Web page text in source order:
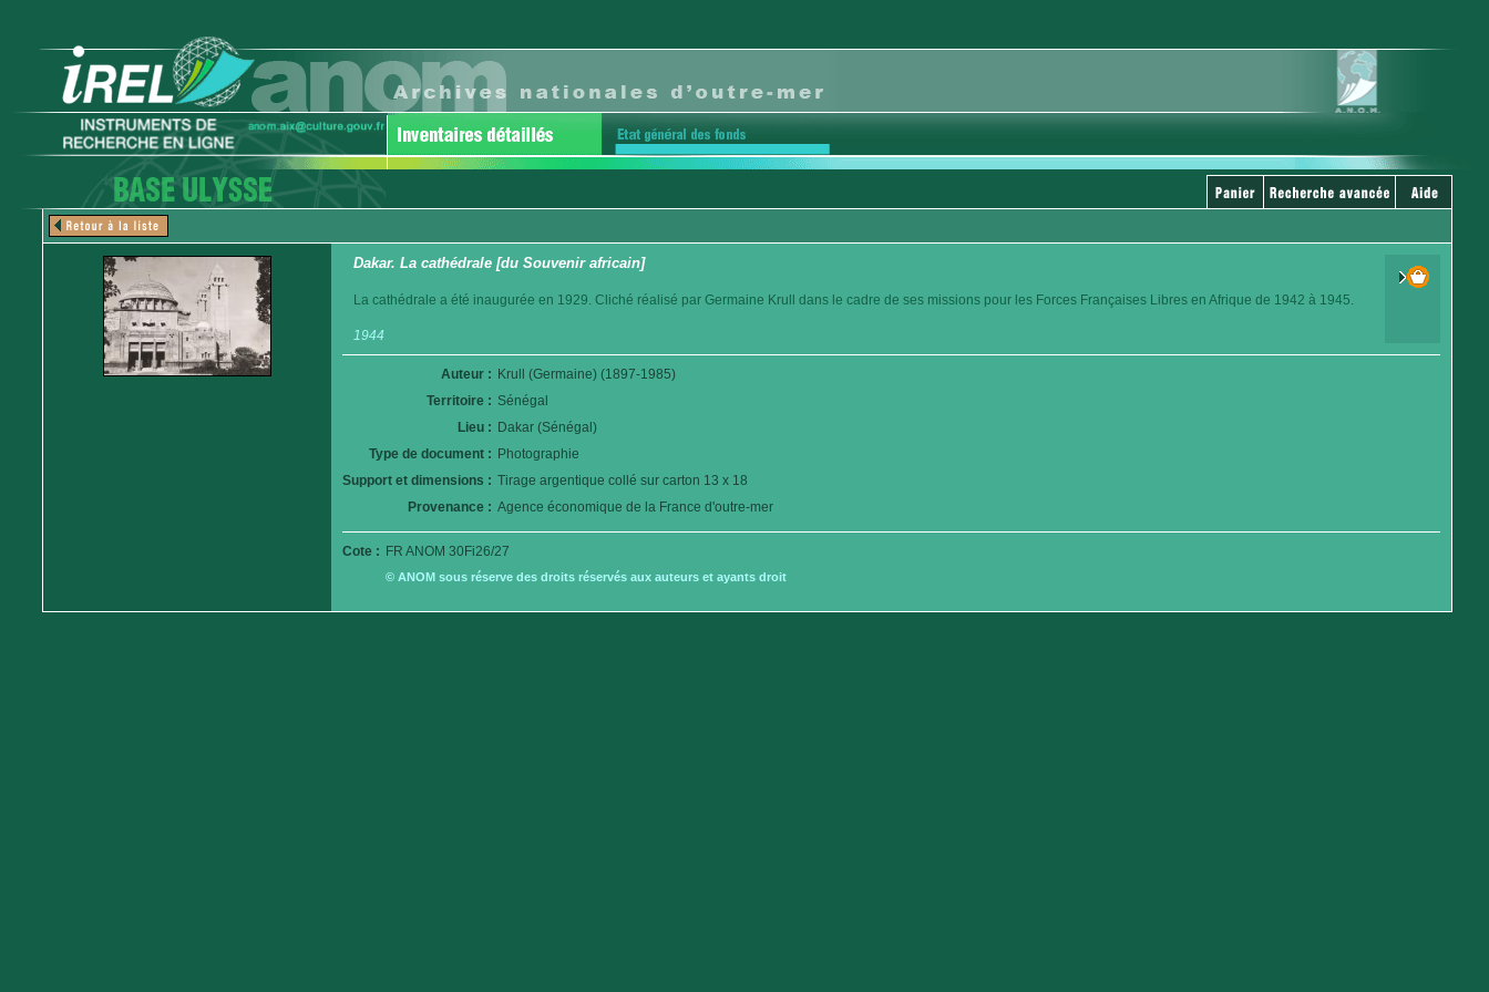
Dakar. La cathédrale [du Souvenir africain]
La cathédrale a été inaugurée en 1929. Cliché réalisé par Germaine Krull dans le cadre de ses missions pour les Forces Françaises Libres en Afrique de 1942 à 1945.
1944
Auteur : Krull (Germaine) (1897-1985)
Territoire : Sénégal
Lieu : Dakar (Sénégal)
Type de document : Photographie
Support et dimensions : Tirage argentique collé sur carton 13 x 18
Provenance : Agence économique de la France d'outre-mer
Cote : FR ANOM 30Fi26/27
© ANOM sous réserve des droits réservés aux auteurs et ayants droit